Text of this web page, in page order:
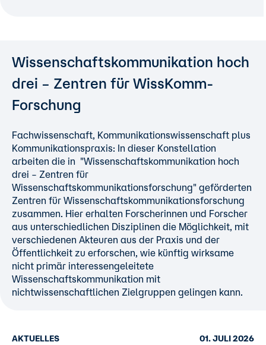
Wissenschaftskommunikation hoch
drei – Zentren für WissKomm-
Forschung
Fachwissenschaft, Kommunikationswissenschaft plus
Kommunikationspraxis: In dieser Konstellation
arbeiten die in "Wissenschaftskommunikation hoch
drei – Zentren für
Wissenschaftskommunikationsforschung" geförderten
Zentren für Wissenschaftskommunikationsforschung
zusammen. Hier erhalten Forscherinnen und Forscher
aus unterschiedlichen Disziplinen die Möglichkeit, mit
verschiedenen Akteuren aus der Praxis und der
Öffentlichkeit zu erforschen, wie künftig wirksame
nicht primär interessengeleitete
Wissenschaftskommunikation mit
nichtwissenschaftlichen Zielgruppen gelingen kann.
AKTUELLES 01. JULI 2026